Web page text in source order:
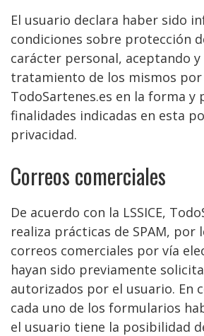
El usuario declara haber sido
condiciones sobre protección
carácter personal, aceptando
tratamiento de los mismos
TodoSartenes.es en la forma y
finalidades indicadas en esta
privacidad.
Correos comerciales
De acuerdo con la LSSICE,
realiza prácticas de SPAM, por
correos comerciales por vía
hayan sido previamente
autorizados por el usuario. En
cada uno de los formularios
el usuario tiene la posibilidad